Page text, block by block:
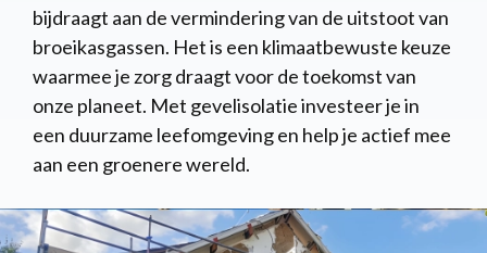
bijdraagt aan de vermindering van de uitstoot van
broeikasgassen. Het is een klimaatbewuste keuze
waarmee je zorg draagt voor de toekomst van
onze planeet. Met gevelisolatie investeer je in
een duurzame leefomgeving en help je actief mee
aan een groenere wereld.